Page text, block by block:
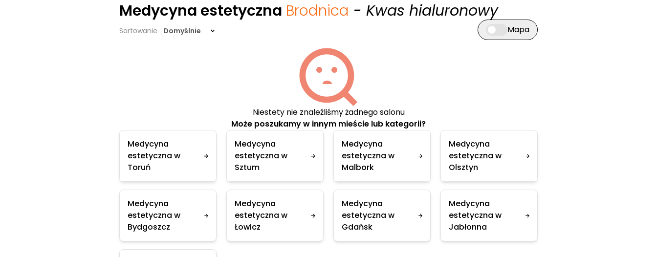
Medycyna estetyczna Brodnica - Kwas hialuronowy
Sortowanie Domyślnie Przełącz widok mapy
Mapa
Niestety nie znaleźliśmy żadnego salonu
Może poszukamy w innym mieście lub kategorii?
Medycyna
estetyczna w
Toruń
Medycyna
estetyczna w
Sztum
Medycyna
estetyczna w
Malbork
Medycyna
estetyczna w
Olsztyn
Medycyna
estetyczna w
Bydgoszcz
Medycyna
estetyczna w
Łowicz
Medycyna
estetyczna w
Gdańsk
Medycyna
estetyczna w
Jabłonna